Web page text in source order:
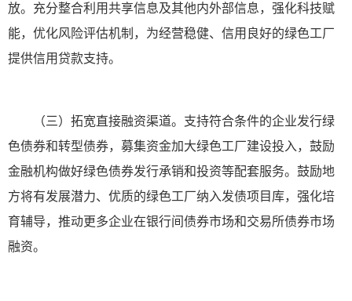
放。充分整合利用共享信息及其他内外部信息，强化科技赋
能，优化风险评估机制，为经营稳健、信用良好的绿色工厂
提供信用贷款支持。
（三）拓宽直接融资渠道。支持符合条件的企业发行绿
色债券和转型债券，募集资金加大绿色工厂建设投入，鼓励
金融机构做好绿色债券发行承销和投资等配套服务。鼓励地
方将有发展潜力、优质的绿色工厂纳入发债项目库，强化培
育辅导，推动更多企业在银行间债券市场和交易所债券市场
融资。